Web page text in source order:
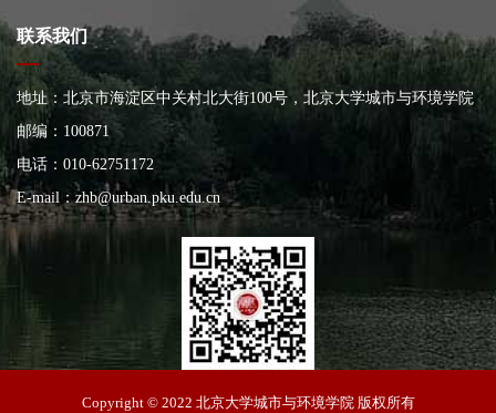
联系我们
地址：北京市海淀区中关村北大街100号，北京大学城市与环境学院
大楼
邮编：100871
电话：010-62751172
E-mail：zhb@urban.pku.edu.cn
北京大学城市与环境学院
Copyright © 2022 北京大学城市与环境学院 版权所有